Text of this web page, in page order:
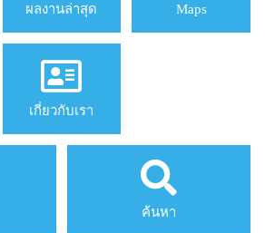
ผลงานล่าสุด Maps
เกี่ยวกับเรา
ค้นหา